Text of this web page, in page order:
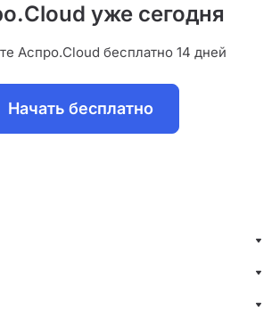
уже сегодня
Аспро.Cloud бесплатно 14 дней
Начать бесплатно
(CRM)